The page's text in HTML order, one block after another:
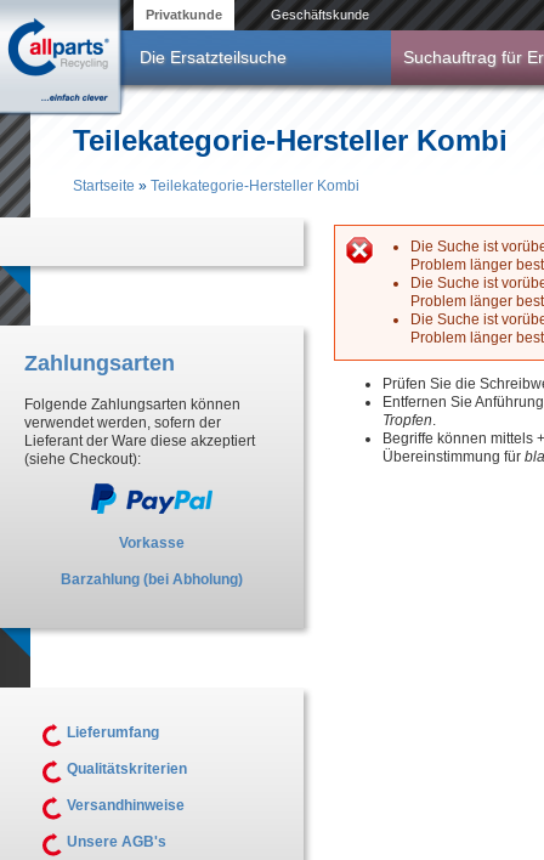
Privatkunde Geschäftskunde
Die Ersatzteilsuche Suchauftrag für
Teilekategorie-Hersteller Kombi
Startseite » Teilekategorie-Hersteller Kombi
Die Suche ist
Problem länger
Die Suche ist
Problem länger
Die Suche ist
Problem länger
Prüfen Sie die
Entfernen Sie
Tropfen.
Begriffe können mittels
Übereinstimmung für
Zahlungsarten
Folgende Zahlungsarten können
verwendet werden, sofern der
Lieferant der Ware diese akzeptiert
(siehe Checkout):
Vorkasse
Barzahlung (bei Abholung)
Lieferumfang
Qualitätskriterien
Versandhinweise
Unsere AGB's